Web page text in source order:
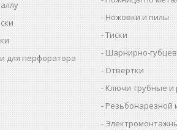
для перфоратора
Ножовки и пилы
Тиски
Шарнирно-
Отвертки
Ключи трубные и
Резьбонарезной